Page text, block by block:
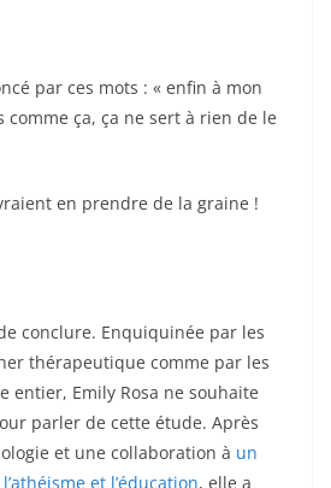
par ces mots : « enfin à mon
comme ça, ça ne sert à rien de le
en prendre de la graine !
conclure. Enquiquinée par les
thérapeutique comme par les
entier, Emily Rosa ne souhaite
parler de cette étude. Après
et une collaboration à un
et l’éducation, elle a